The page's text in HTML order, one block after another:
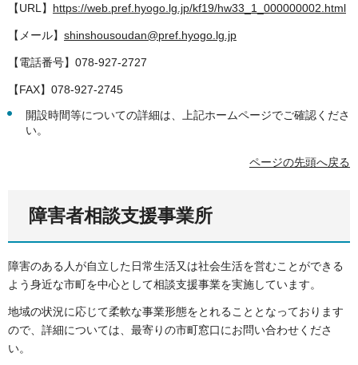
【URL】 https://web.pref.hyogo.lg.jp/kf19/hw33_1_000000002.html
【メール】 shinshousoudan@pref.hyogo.lg.jp
【電話番号】078-927-2727
【FAX】078-927-2745
開設時間等についての詳細は、上記ホームページでご確認くださ
い。
ページの先頭へ戻る
障害者相談支援事業所
障害のある人が自立した日常生活又は社会生活を営むことができる
よう身近な市町を中心として相談支援事業を実施しています。
地域の状況に応じて柔軟な事業形態をとれることとなっております
ので、詳細については、最寄りの市町窓口にお問い合わせくださ
い。